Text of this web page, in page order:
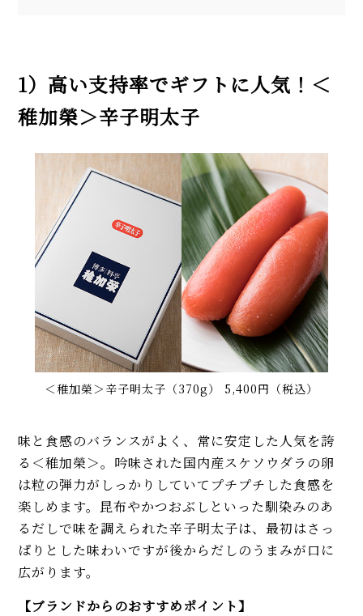
1）高い支持率でギフトに人気！＜
稚加榮＞辛子明太子
＜稚加榮＞辛子明太子（370︎g） 5,400円（税込）
味と食感のバランスがよく、常に安定した人気を誇
る＜稚加榮＞。吟味された国内産スケソウダラの卵
は粒の弾力がしっかりしていてプチプチした食感を
楽しめます。昆布やかつおぶしといった馴染みのあ
るだしで味を調えられた辛子明太子は、最初はさっ
ぱりとした味わいですが後からだしのうまみが口に
広がります。
【ブランドからのおすすめポイント】